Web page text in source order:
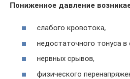
Пониженное давление
слабого кровотока,
недостаточного тонуса в
нервных срывов,
физического